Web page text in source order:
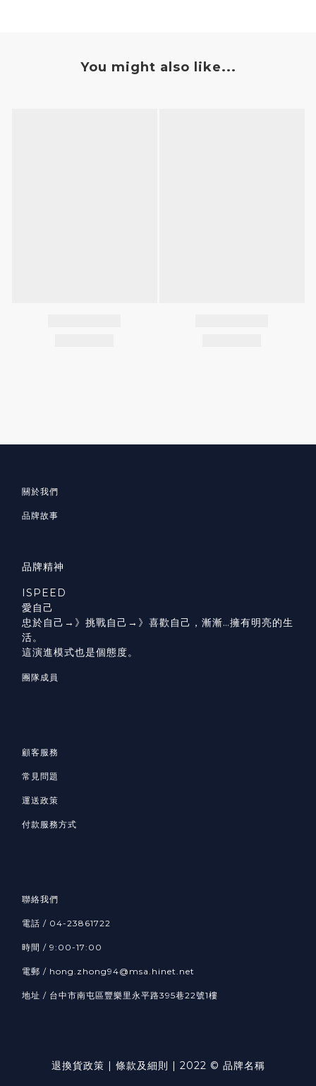
You might also like...
關於我們
品牌故事
品牌精神
ISPEED
愛自己
忠於自己→》挑戰自己→》喜歡自己，漸漸…擁有明亮的生
活。
這演進模式也是個態度。
團隊成員
顧客服務
常見問題
運送政策
付款服務方式
聯絡我們
電話 / 04-23861722
時間 / 9:00-17:00
電郵 / hong.zhong94@msa.hinet.net
地址 / 台中市南屯區豐樂里永平路395巷22號1樓
退換貨政策 | 條款及細則 | 2022 © 品牌名稱